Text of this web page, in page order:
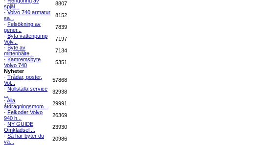
spjäl...
8807
· Volvo 740 armatur
sa...
8152
· Felsökning av
gener...
7839
· Byta vattenpump
Volv...
7197
· Byte av
mittenbälte...
7134
· Kamremsbyte
Volvo 740
5351
Nyheter
· Trådar, poster,
Vol...
57868
· Nollställa service
32938
· Alla
åtdragningsmom...
29991
· Felkoder Volvo
940 h...
26369
· NY GUIDE
Omklädsel ...
23930
· Så här byter du
va...
20986